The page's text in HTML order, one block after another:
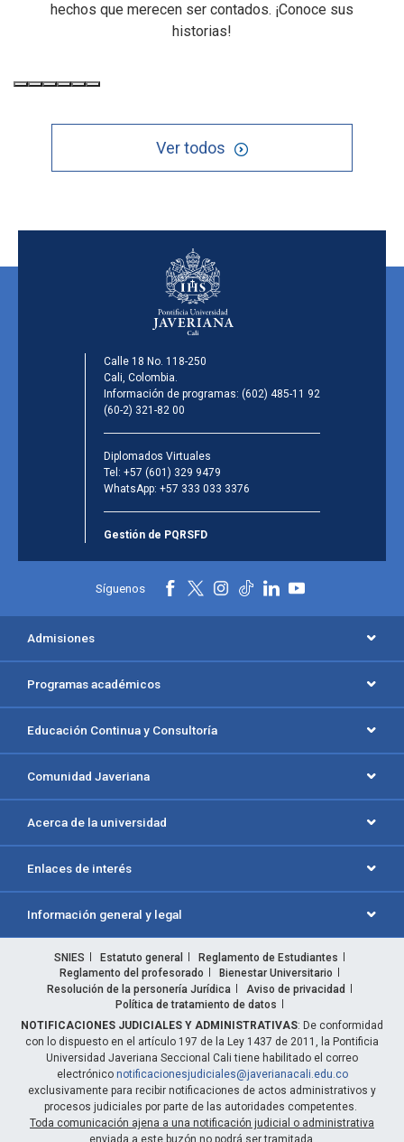
hechos que merecen ser contados. ¡Conoce sus
historias!
Ver todos
Calle 18 No. 118-250
Cali, Colombia.
Información de programas: (602) 485-11 92
(60-2) 321-82 00
Diplomados Virtuales
Tel: +57 (601) 329 9479
WhatsApp: +57 333 033 3376
Gestión de PQRSFD
Síguenos
Admisiones
Programas académicos
Educación Continua y Consultoría
Comunidad Javeriana
Acerca de la universidad
Enlaces de interés
Información general y legal
SNIES Estatuto general
Reglamento de Estudiantes
Reglamento del profesorado
Bienestar Universitario
Resolución de la personería Jurídica
Aviso de privacidad
Política de tratamiento de datos
NOTIFICACIONES JUDICIALES Y ADMINISTRATIVAS: De conformidad
con lo dispuesto en el artículo 197 de la Ley 1437 de 2011, la Pontificia
Universidad Javeriana Seccional Cali tiene habilitado el correo
electrónico notificacionesjudiciales@javerianacali.edu.co
exclusivamente para recibir notificaciones de actos administrativos y
procesos judiciales por parte de las autoridades competentes.
Toda comunicación ajena a una notificación judicial o administrativa
enviada a este buzón no podrá ser tramitada.